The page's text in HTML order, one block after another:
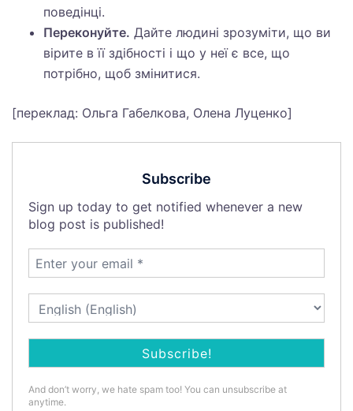
поведінці.
Переконуйте. Дайте людині зрозуміти, що ви
вірите в її здібності і що у неї є все, що
потрібно, щоб змінитися.
[переклад: Ольга Габелкова, Олена Луценко]
Subscribe
Sign up today to get notified whenever a new
blog post is published!
And don’t worry, we hate spam too! You can unsubscribe at
anytime.